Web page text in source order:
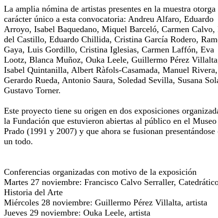
La amplia nómina de artistas presentes en la muestra otorga
carácter único a esta convocatoria: Andreu Alfaro, Eduardo
Arroyo, Isabel Baquedano, Miquel Barceló, Carmen Calvo,
del Castillo, Eduardo Chillida, Cristina García Rodero,
Gaya, Luis Gordillo, Cristina Iglesias, Carmen Laffón, Eva
Lootz, Blanca Muñoz, Ouka Leele, Guillermo Pérez
Isabel Quintanilla, Albert Ràfols-Casamada, Manuel Rivera,
Gerardo Rueda, Antonio Saura, Soledad Sevilla, Susana
Gustavo Torner.
Este proyecto tiene su origen en dos exposiciones
la Fundación que estuvieron abiertas al público en el
Prado (1991 y 2007) y que ahora se fusionan presentándose
un todo.
Conferencias organizadas con motivo de la exposición
Martes 27 noviembre: Francisco Calvo Serraller,
Historia del Arte
Miércoles 28 noviembre: Guillermo Pérez Villalta, artista
Jueves 29 noviembre: Ouka Leele, artista